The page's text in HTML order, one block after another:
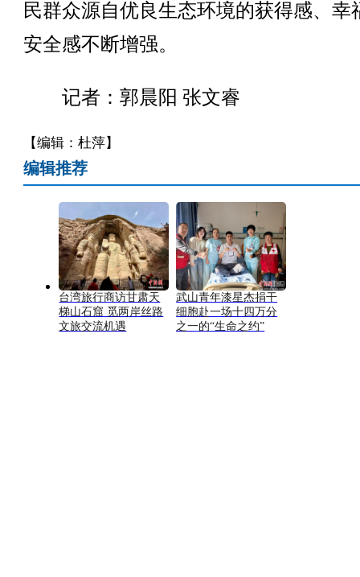
民群众源自优良生态环境的获得感、幸
安全感不断增强。
记者：郭晨阳 张文睿
【编辑：杜萍】
编辑推荐
台湾旅行商访甘肃天
梯山石窟 觅两岸丝路
文旅交流机遇
武山青年漆星杰捐干
细胞赴一场十四万分
之一的“生命之约”